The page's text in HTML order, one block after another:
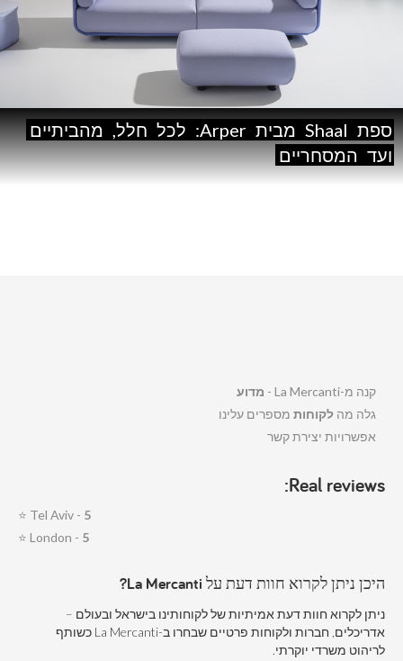
ספת Shaal מבית Arper: לכל חלל, מהביתיים
ועד המסחריים
קנה מ-La Mercanti -
מדוע
גלה מה לקוחות מספרים עלינו
אפשרויות יצירת קשר
Real reviews:
Tel Aviv - 5
⭐
London - 5
⭐
היכן ניתן לקרוא חוות דעת על La Mercanti?
ניתן לקרוא חוות דעת אמיתיות של לקוחותינו בישראל ובעולם –
אדריכלים, חברות ולקוחות פרטיים שבחרו ב-La Mercanti כשותף
לריהוט משרדי יוקרתי.